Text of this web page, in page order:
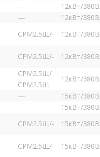
—
12кВт/
—
12кВт/
СРМ2.5Щ/-
12кВт/
СРМ2.5Щ/-
12кВт/
СРМ2.5Щ/
СРМ2.5Щ
12кВт/
—
15кВт/
—
15кВт/
СРМ2.5Щ/-
15кВт/
СРМ2.5Щ/-
15кВт/